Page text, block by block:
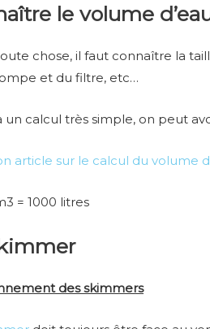
le volume
chose, il faut connaître la
et du filtre, etc…
un calcul très simple, on peut
article sur le calcul du volume
= 1000 litres
des skimmers